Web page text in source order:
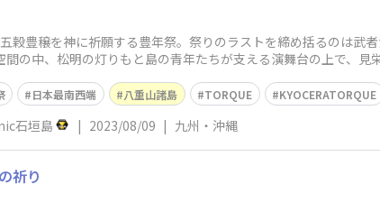
穀豊穣を神に祈願する豊年祭。祭りのラストを締め括るのは武
間の中、松明の灯りもと島の青年たちが支える演舞台の上で、
日本最南西端 八重山諸島 TORQUE KYOCERATORQUE
石垣島 | 2023/08/09 | 九州・沖縄
祈り